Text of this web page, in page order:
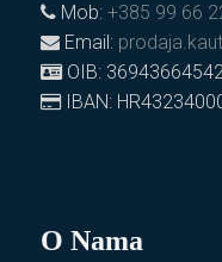
Mob: +385 99 66
Email:
OIB:
IBAN:
O Nama